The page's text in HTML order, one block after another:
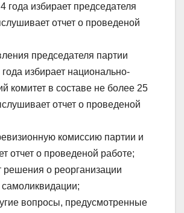
года избирает председателя
отчет о проведеной
председателя партии
избирает национально-
комитет в составе не более 25
отчет о проведеной
комиссию партии и
отчет о проведеной работе;
решения о реорганизации
вопросы, предусмотренные